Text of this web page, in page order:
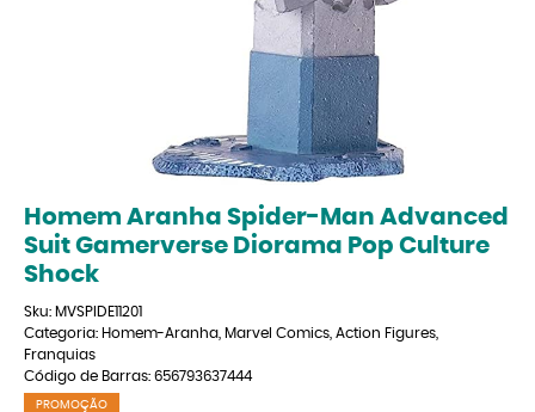
Homem Aranha Spider-Man Advanced
Suit Gamerverse Diorama Pop Culture
Shock
Sku: MVSPIDE11201
Categoria: Homem-Aranha Marvel Comics Action Figures
Franquias
Código de Barras: 656793637444
PROMOÇÃO